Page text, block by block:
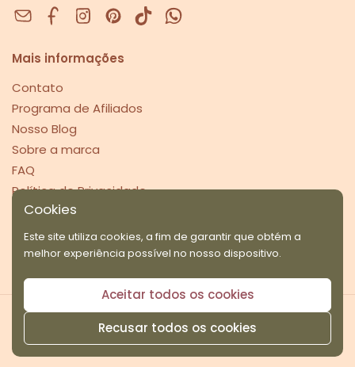
Facebook
Instagram
Pinterest
Mais informações
Contato
Programa de Afiliados
Nosso Blog
Sobre a marca
FAQ
Política de Privacidade
Pague com segurança
Direitos reservados por Santosha © 2026 Desenvolvido
Anfi Consulting
CNPJ 42.882.075/0001-93
Cookies
Este site utiliza cookies, a fim de garantir que obtém a
melhor experiência possível no nosso dispositivo.
Aceitar todos os cookies
Recusar todos os cookies